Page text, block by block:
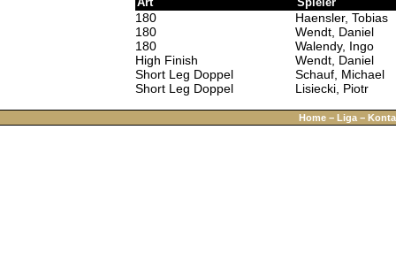
180
Haensler, Tobias
180
Wendt, Daniel
180
Walendy, Ingo
High Finish
Wendt, Daniel
Short Leg Doppel
Schauf, Michael
Short Leg Doppel
Lisiecki, Piotr
Home − Liga −